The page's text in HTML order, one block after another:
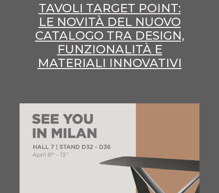
TAVOLI TARGET POINT:
LE NOVITÀ DEL NUOVO
CATALOGO TRA DESIGN,
FUNZIONALITÀ E
MATERIALI INNOVATIVI